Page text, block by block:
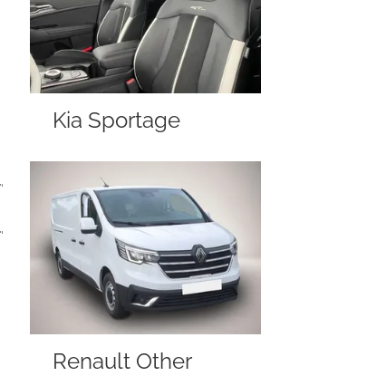
Kia Sportage
Renault Other